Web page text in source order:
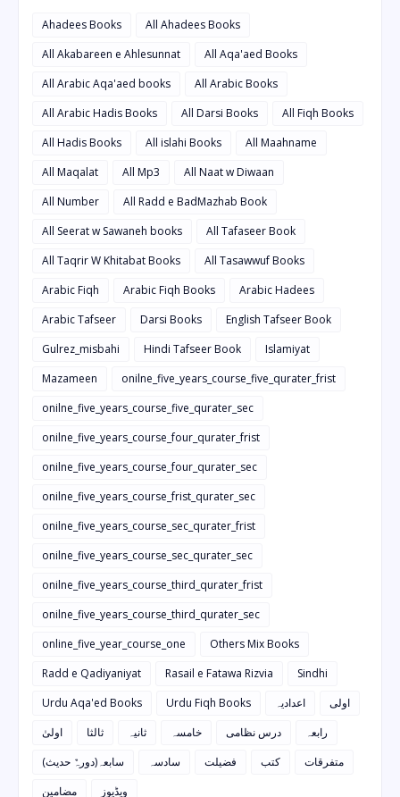
Ahadees Books
All Ahadees Books
All Akabareen e Ahlesunnat
All Aqa'aed Books
All Arabic Aqa'aed books
All Arabic Books
All Arabic Hadis Books
All Darsi Books
All Fiqh Books
All Hadis Books
All islahi Books
All Maahname
All Maqalat
All Mp3
All Naat w Diwaan
All Number
All Radd e BadMazhab Book
All Seerat w Sawaneh books
All Tafaseer Book
All Taqrir W Khitabat Books
All Tasawwuf Books
Arabic Fiqh
Arabic Fiqh Books
Arabic Hadees
Arabic Tafseer
Darsi Books
English Tafseer Book
Gulrez_misbahi
Hindi Tafseer Book
Islamiyat
Mazameen
onilne_five_years_course_five_qurater_frist
onilne_five_years_course_five_qurater_sec
onilne_five_years_course_four_qurater_frist
onilne_five_years_course_four_qurater_sec
onilne_five_years_course_frist_qurater_sec
onilne_five_years_course_sec_qurater_frist
onilne_five_years_course_sec_qurater_sec
onilne_five_years_course_third_qurater_frist
onilne_five_years_course_third_qurater_sec
online_five_year_course_one
Others Mix Books
Radd e Qadiyaniyat
Rasail e Fatawa Rizvia
Sindhi
Urdu Aqa'ed Books
Urdu Fiqh Books اعدادیہ
اولی
اولیٰ
ثالثا ثانیہ خامسہ درس نظامی
رابعہ
سابعہ(دورہٌ حدیث)
سادسہ فضیلت کتب
متفرقات
مضامین
ویڈیوز